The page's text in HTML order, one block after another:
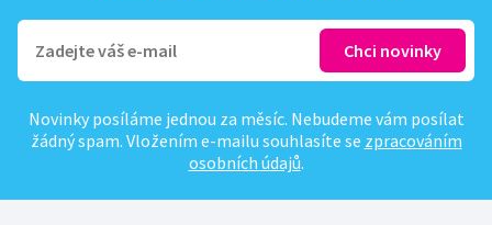
Novinky posíláme jednou za měsíc. Nebudeme vám posílat
žádný spam. Vložením e-mailu souhlasíte se zpracováním
osobních údajů.